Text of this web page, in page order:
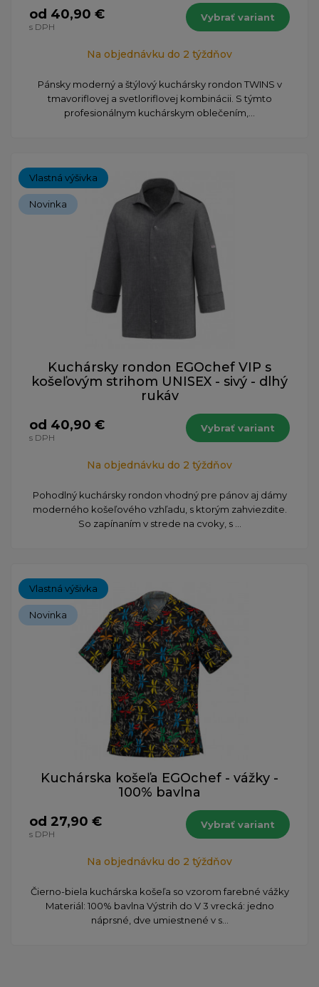
od 40,90 €
s DPH
Vybrať variant
Na objednávku do 2 týždňov
Pánsky moderný a štýlový kuchársky rondon TWINS v
tmavoriflovej a svetloriflovej kombinácii. S týmto
profesionálnym kuchárskym oblečením,...
Vlastná výšivka
Novinka
Kuchársky rondon EGOchef VIP s
košeľovým strihom UNISEX - sivý - dlhý
rukáv
od 40,90 €
s DPH
Vybrať variant
Na objednávku do 2 týždňov
Pohodlný kuchársky rondon vhodný pre pánov aj dámy
moderného košeľového vzhľadu, s ktorým zahviezdite.
So zapínaním v strede na cvoky, s ...
Vlastná výšivka
Novinka
Kuchárska košeľa EGOchef - vážky -
100% bavlna
od 27,90 €
s DPH
Vybrať variant
Na objednávku do 2 týždňov
​Čierno-biela kuchárska košeľa so vzorom farebné vážky
Materiál: 100% bavlna Výstrih do V 3 vrecká: jedno
náprsné, dve umiestnené v s...